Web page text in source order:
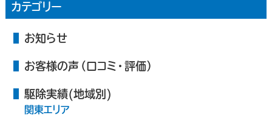
カテゴリー
お知らせ
お客様の声（口コミ・評価）
駆除実績(地域別)
関東エリア